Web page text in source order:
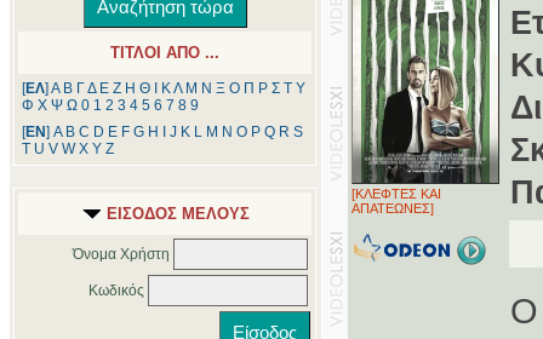
ΤΙΤΛΟΙ ΑΠΟ ...
[ΕΛ] Α Β ΓΔ Ε Ζ Η Θ ΚΛ Μ Ν Ξ Ο Π Ρ Σ Τ Υ
Φ Χ Ψ Ω 0 1 2 3 4 5 6 7 8 9
[ΕΝ] A B C D E F G H J K L M N O P Q R S
T U V W X Y Z
ΕΙΣΟΔΟΣ ΜΕΛΟΥΣ
Όνομα Χρήστη
Κωδικός
[ΚΛΕΦΤΕΣ ΚΑΙ
ΑΠΑΤΕΩΝΕΣ]
Ο